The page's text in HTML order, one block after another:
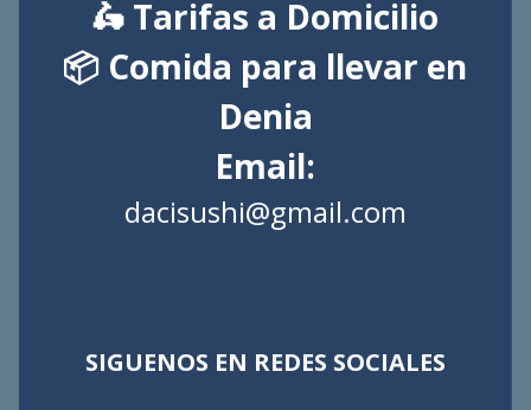
🛵 Tarifas a Domicilio
📦 Comida para llevar en
Denia
Email:
dacisushi@gmail.com
SIGUENOS EN REDES SOCIALES